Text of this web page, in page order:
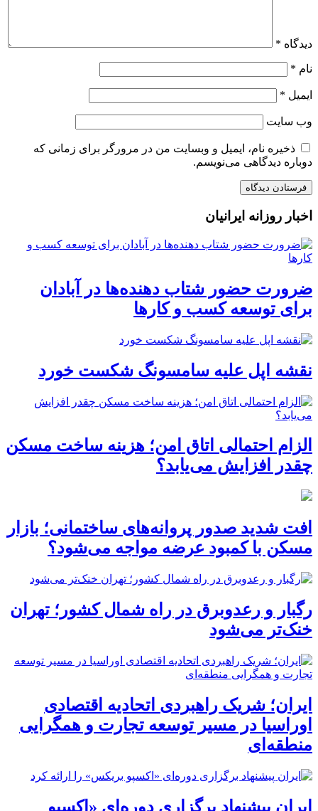
دیدگاه *
نام *
ایمیل *
وب‌ سایت
ذخیره نام، ایمیل و وبسایت من در مرورگر برای زمانی که
دوباره دیدگاهی می‌نویسم.
اخبار روزانه ایرانیان
ضرورت حضور شتاب ‌دهنده‌ها در آبادان
برای توسعه کسب‌ و کارها
نقشه اپل علیه سامسونگ شکست خورد
الزام احتمالی اتاق امن؛ هزینه ساخت مسکن
چقدر افزایش می‌یابد؟
افت شدید صدور پروانه‌های ساختمانی؛ بازار
مسکن با کمبود عرضه مواجه می‌شود؟
رگبار و رعدوبرق در راه شمال کشور؛ تهران
خنک‌تر می‌شود
ایران؛ شریک راهبردی اتحادیه اقتصادی
اوراسیا در مسیر توسعه تجارت و همگرایی
منطقه‌ای
ایران پیشنهاد برگزاری دوره‌ای «اکسپو